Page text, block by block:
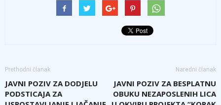
Prethodni članak
JAVNI POZIV ZA DODJELU
PODSTICAJA ZA
Naredni članak
JAVNI POZIV ZA BESPLATNU
OBUKU NEZAPOSLENIH LICA